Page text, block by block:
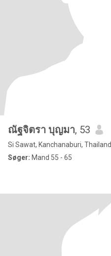
ณัฐจิตรา บุญมา, 53
Si Sawat, Kanchanaburi, Thailand
Søger: Mand 55 - 65